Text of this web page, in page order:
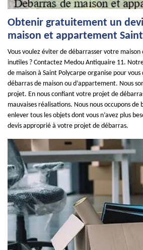
Obtenir gratuitement un
maison et appartement
Vous voulez éviter de débarrasser votre
inutiles ? Contactez Medou Antiquaire 11.
de maison à Saint Polycarpe organise pour
débarras de maison ou d’appartement. Nous
projet. En nous confiant votre projet de
mauvaises réalisations. Nous nous occupons
enlever tous les objets dont vous n’avez plus
devis approprié à votre projet de débarras.